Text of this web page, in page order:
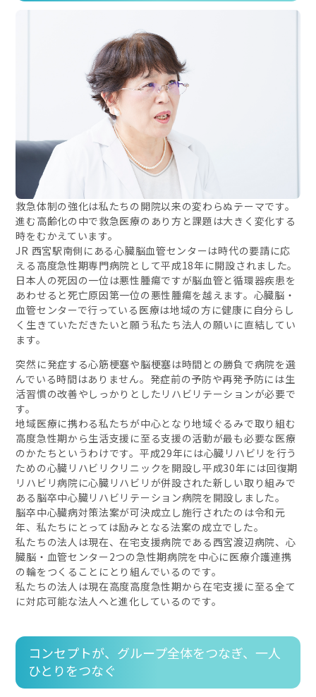
救急体制の強化は私たちの開院以来の変わらぬテーマです。
進む高齢化の中で救急医療のあり方と課題は大きく変化する
時をむかえています。
JR 西宮駅南側にある心臓脳血管センターは時代の要請に応
える高度急性期専門病院として平成18年に開設されました。
日本人の死因の一位は悪性腫瘍ですが脳血管と循環器疾患を
あわせると死亡原因第一位の悪性腫瘍を越えます。心臓脳・
血管センターで行っている医療は地域の方に健康に自分らし
く生きていただきたいと願う私たち法人の願いに直結してい
ます。
突然に発症する心筋梗塞や脳梗塞は時間との勝負で病院を選
んでいる時間はありません。発症前の予防や再発予防には生
活習慣の改善やしっかりとしたリハビリテーションが必要で
す。
地域医療に携わる私たちが中心となり地域ぐるみで取り組む
高度急性期から生活支援に至る支援の活動が最も必要な医療
のかたちというわけです。平成29年には心臓リハビリを行う
ための心臓リハビリクリニックを開設し平成30年には回復期
リハビリ病院に心臓リハビリが併設された新しい取り組みで
ある脳卒中心臓リハビリテーション病院を開設しました。
脳卒中心臓病対策法案が可決成立し施行されたのは令和元
年、私たちにとっては励みとなる法案の成立でした。
私たちの法人は現在、在宅支援病院である西宮渡辺病院、心
臓脳・血管センター2つの急性期病院を中心に医療介護連携
の輪をつくることにとり組んでいるのです。
私たちの法人は現在高度高度急性期から在宅支援に至る全て
に対応可能な法人へと進化しているのです。
コンセプトが、グループ全体をつなぎ、一人
ひとりをつなぐ